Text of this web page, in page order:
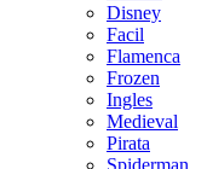
Disney
Facil
Flamenca
Frozen
Ingles
Medieval
Pirata
Spiderman